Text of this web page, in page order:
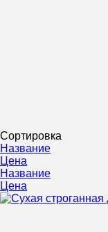
Сортировка
Название
Цена
Название
Цена